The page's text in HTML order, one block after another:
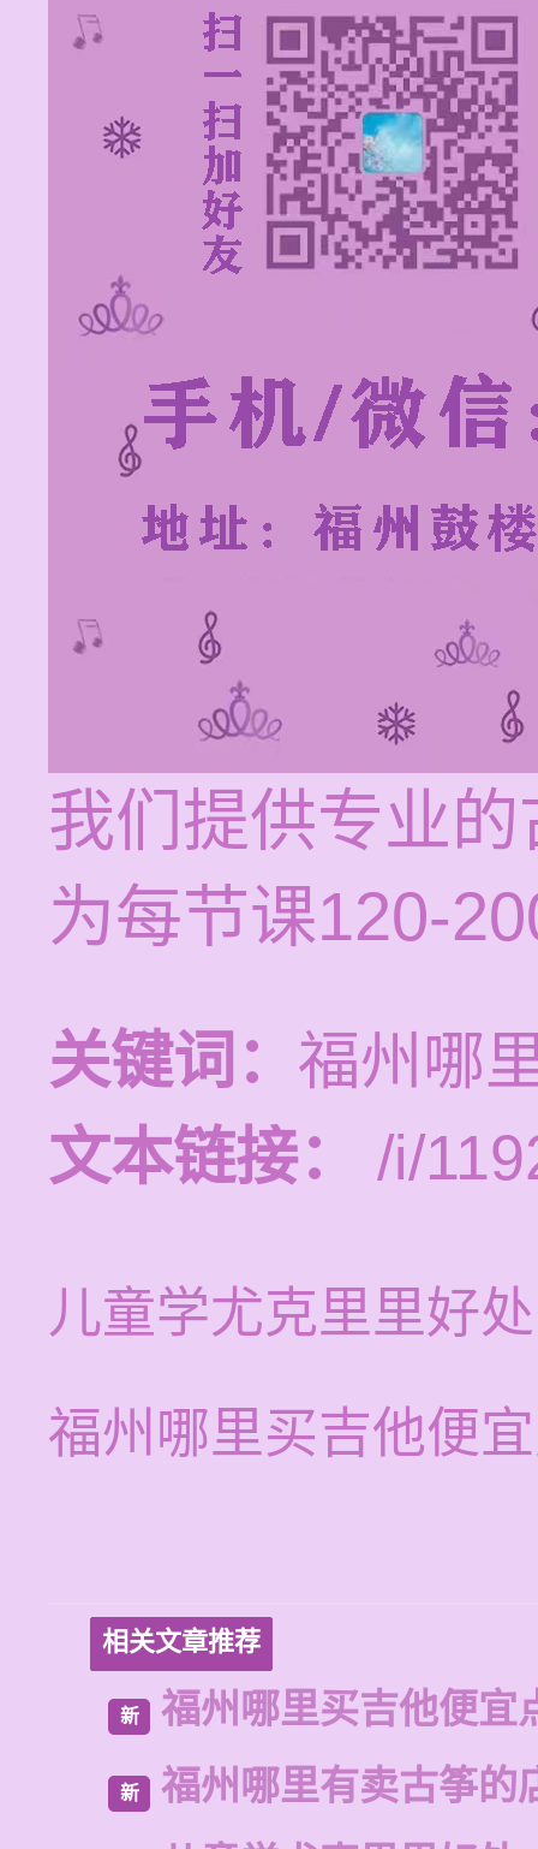
我们提供专业
为每节课120-
关键词： 福州哪
文本链接：
/i/
儿童学尤克里里好处
福州哪里买吉他便
相关文章推荐
新 福州哪里买吉他便宜
新
福州哪里有卖古筝的